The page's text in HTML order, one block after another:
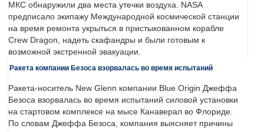
МКС обнаружили два места утечки воздуха. NASA
предписало экипажу Международной космической станции
на время ремонта укрыться в пристыкованном корабле
Crew Dragon, надеть скафандры и были готовым к
возможной экстренной эвакуации.
Ракета компании Безоса взорвалась во время испытаний
Ракета-носитель New Glenn компании Blue Origin Джеффа
Безоса взорвалась во время испытаний силовой установки
на стартовом комплексе на мысе Канаверал во Флориде.
По словам Джеффа Безоса, компания выясняет причины